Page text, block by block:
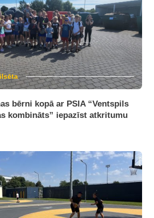
bērni kopā ar PSIA “Ventspils
kombināts” iepazīst atkritumu